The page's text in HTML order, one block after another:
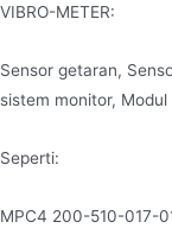
VIBRO-METER:
Sensor getaran,
sistem monitor,
Seperti:
MPC4 200-510-017-